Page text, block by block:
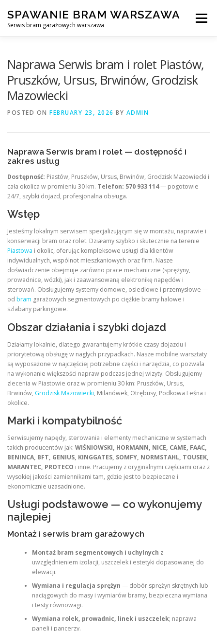
content
SPAWANIE BRAM WARSZAWA
Serwis bram garażowych warszawa
Menu
AWARYJNE OTWIERANIE BRAM
Naprawa Serwis bram i rolet Piastów,
Pruszków, Ursus, Brwinów, Grodzisk
Mazowiecki
POSTED ON FEBRUARY 23, 2026 BY ADMIN
Naprawa Serwis bram i rolet — dostępność i
zakres usług
Dostępność: Piastów, Pruszków, Ursus, Brwinów, Grodzisk Mazowiecki i
cała okolica w promieniu 30 km. Telefon: 570 933 114— pogotowie
24/7, szybki dojazd, profesjonalna obsługa.
Wstęp
Jesteśmy lokalnym serwisem specjalizującym się w montażu, naprawie i
konserwacji bram oraz rolet. Działamy szybko i skutecznie na terenie
Piastowa i okolic, oferując kompleksowe usługi dla klientów
indywidualnych, wspólnot mieszkaniowych oraz firm. Nasze
doświadczenie obejmuje zarówno prace mechaniczne (sprężyny,
prowadnice, wózki), jak i zaawansowaną elektronikę napędów i
sterowań. Obsługujemy systemy domowe, osiedlowe i przemysłowe —
od bram garażowych segmentowych po ciężkie bramy halowe i
szlabany parkingowe.
Obszar działania i szybki dojazd
Działamy lokalnie, dlatego gwarantujemy krótkie czasy dojazdu i
priorytetową obsługę w nagłych przypadkach. Nasze mobilne warsztaty
są wyposażone w najczęściej potrzebne części i narzędzia, co pozwala
na wykonanie większości napraw podczas jednej wizyty. Obsługujemy
zlecenia w Piastowie oraz w promieniu 30 km: Pruszków, Ursus,
Brwinów, Grodzisk Mazowiecki, Milanówek, Otrębusy, Podkowa Leśna i
okolice.
Marki i kompatybilność
Serwisujemy napędy, sterowania i elementy mechaniczne w systemach
takich producentów jak: WIŚNIOWSKI, HORMANN, NICE, CAME, FAAC,
BENINCA, BFT, GENIUS, KINGGATES, SOMFY, NORMSTAHL, TOUSEK,
MARANTEC, PROTECO i inne. Pracujemy z oryginalnymi częściami oraz z
wysokiej jakości zamiennikami tam, gdzie jest to bezpieczne i
ekonomicznie uzasadnione.
Usługi podstawowe — co wykonujemy
najlepiej
Montaż i serwis bram garażowych
Montaż bram segmentowych i uchylnych z
uwzględnieniem izolacji, uszczelek i estetyki dopasowanej do
elewacji.
Wymiana i regulacja sprężyn — dobór sprężyn skrętnych lub
naciągowych do masy i wymiarów bramy, bezpieczna wymiana
i testy równowagi.
Wymiana rolek, prowadnic, linek i uszczelek; naprawa
paneli i pancerzy.